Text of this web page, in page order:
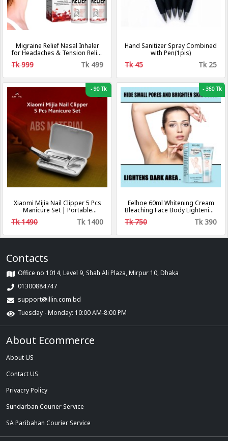
Migraine Relief Nasal Inhaler
for Headaches & Tension Relief
30ml Nose care (১টা কিনলে ১টা ফ্রি)
Tk 999 Tk 499
Hand Sanitizer Spray Combined
with Pen(1pis)
Tk 45 Tk 25
-90 Tk
Xiaomi Mijia Nail Clipper 5 Pcs
Manicure Set | Portable
Fingernail Toenail Manicure
Pedicure Magnetic Absorption
Tk 1490 Tk 1400
-360 Tk
Eelhoe 60ml Whitening Cream
Bleaching Face Body Lightening
Cream Underarm Whitening
Cream Legs Knees Private Part
Tk 750 Tk 390
Contacts
Office no 1014, Level 9, Shah Ali Plaza, Mirpur 10, Dhaka
01300884747
support@illin.com.bd
Tuesday - Monday: 10:00 AM-8:00 PM
About Ecommerce
About US
Contact US
Privacry Policy
Sundarban Courier Service
SA Paribahan Courier Service